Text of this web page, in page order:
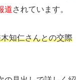
道されています。
知仁さんとの交際